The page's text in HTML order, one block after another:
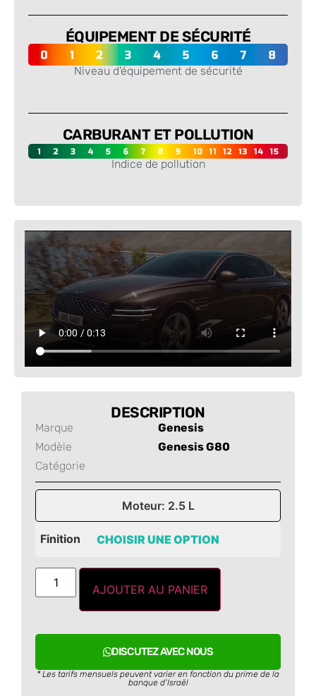
ÉQUIPEMENT DE SÉCURITÉ
Niveau d'équipement de sécurité
CARBURANT ET POLLUTION
Indice de pollution
DESCRIPTION
Marque
Genesis
Modèle
Genesis G80
Catégorie
Moteur: 2.5 L
Finition
AJOUTER AU PANIER
DISCUTEZ AVEC NOUS
* Les tarifs mensuels peuvent varier en fonction du prime de la
banque d’Israël